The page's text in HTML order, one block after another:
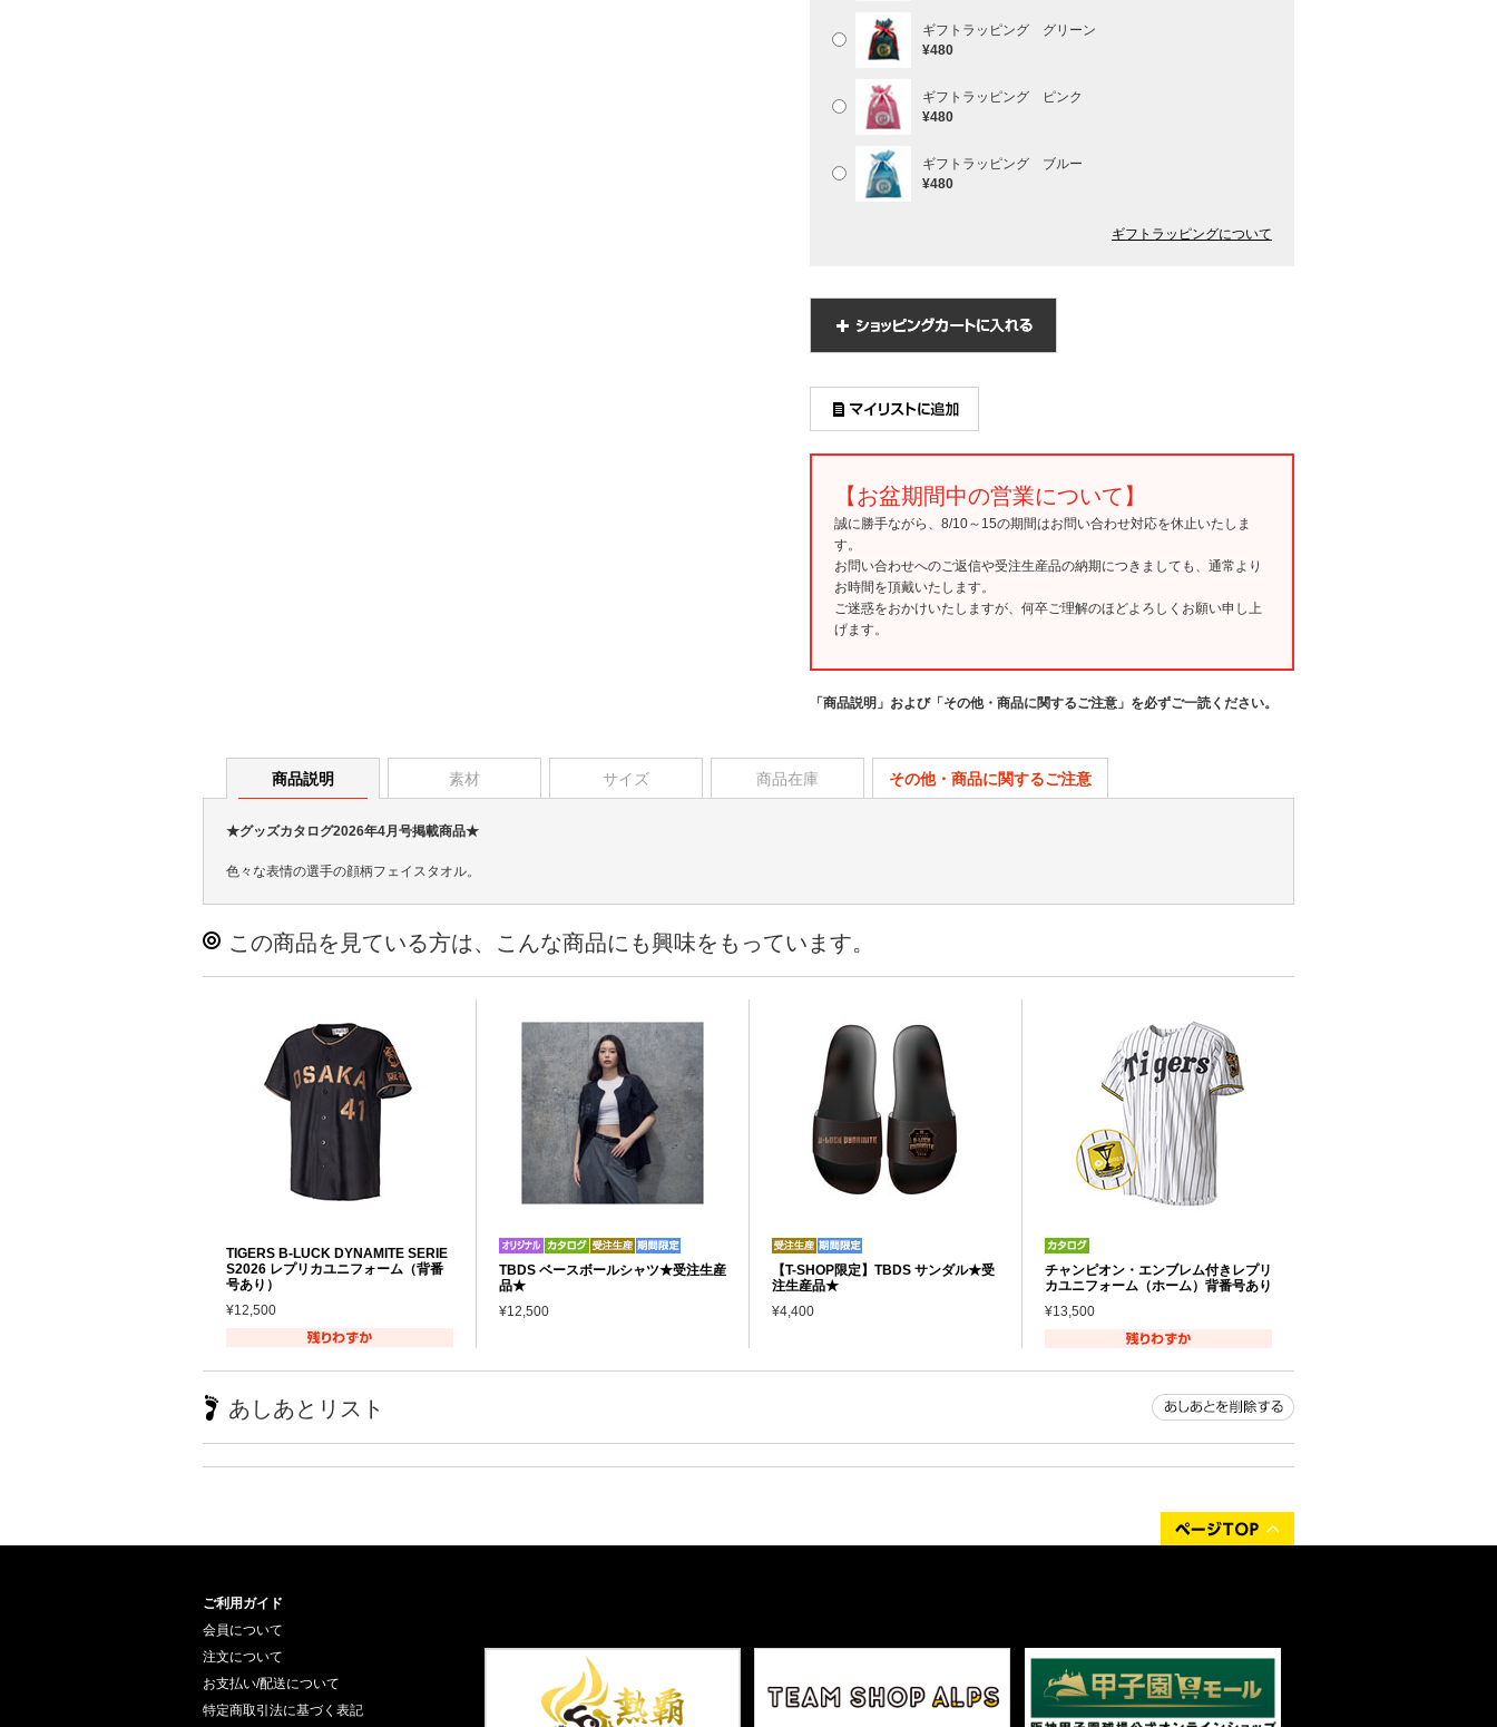
ギフトラッピング グリーン
¥480
ギフトラッピング ピンク
¥480
ギフトラッピング ブルー
¥480
ギフトラッピングについて
【お盆期間中の営業について】
誠に勝手ながら、8/10～15の期間はお問い合わせ対応を休止いたしま
す。
お問い合わせへのご返信や受注生産品の納期につきましても、通常より
お時間を頂戴いたします。
ご迷惑をおかけいたしますが、何卒ご理解のほどよろしくお願い申し上
げます。
「商品説明」および「その他・商品に関するご注意」を必ずご一読ください。
商品説明 素材 サイズ 商品在庫 その他・商品に関するご注意
★グッズカタログ2026年4月号掲載商品★
色々な表情の選手の顔柄フェイスタオル。
この商品を見ている方は、こんな商品にも興味をもっています。
TIGERS B-LUCK DYNAMITE SERIE
S2026 レプリカユニフォーム（背番
号あり）
¥12,500
TBDS ベースボールシャツ★受注生産
品★
¥12,500
【T-SHOP限定】TBDS サンダル★受
注生産品★
¥4,400
チャンピオン・エンブレム付きレプリ
カユニフォーム（ホーム）背番号あり
¥13,500
あしあとリスト
ご利用ガイド
会員について
注文について
お支払い/配送について
特定商取引法に基づく表記